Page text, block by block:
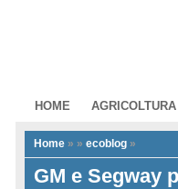
HOME AGRICOLTURA
Home » » ecoblog »
GM e Segway